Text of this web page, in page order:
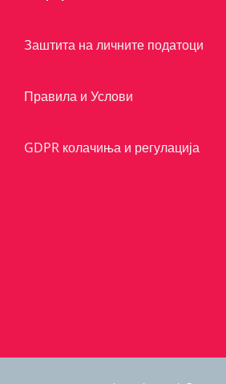
Заштита на личните податоци
Правила и Услови
GDPR колачиња и регулација